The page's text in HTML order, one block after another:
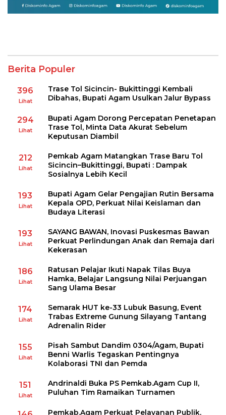
Berita Populer
396
Lihat
Trase Tol Sicincin- Bukittinggi Kembali
Dibahas, Bupati Agam Usulkan Jalur Bypass
294
Lihat
Bupati Agam Dorong Percepatan Penetapan
Trase Tol, Minta Data Akurat Sebelum
Keputusan Diambil
212
Lihat
Pemkab Agam Matangkan Trase Baru Tol
Sicincin–Bukittinggi, Bupati : Dampak
Sosialnya Lebih Kecil
193
Lihat
Bupati Agam Gelar Pengajian Rutin Bersama
Kepala OPD, Perkuat Nilai Keislaman dan
Budaya Literasi
193
Lihat
SAYANG BAWAN, Inovasi Puskesmas Bawan
Perkuat Perlindungan Anak dan Remaja dari
Kekerasan
186
Lihat
Ratusan Pelajar Ikuti Napak Tilas Buya
Hamka, Belajar Langsung Nilai Perjuangan
Sang Ulama Besar
174
Lihat
Semarak HUT ke-33 Lubuk Basung, Event
Trabas Extreme Gunung Silayang Tantang
Adrenalin Rider
155
Lihat
Pisah Sambut Dandim 0304/Agam, Bupati
Benni Warlis Tegaskan Pentingnya
Kolaborasi TNI dan Pemda
151
Lihat
Andrinaldi Buka PS Pemkab.Agam Cup II,
Puluhan Tim Ramaikan Turnamen
Pemkab.Agam Perkuat Pelayanan Publik,